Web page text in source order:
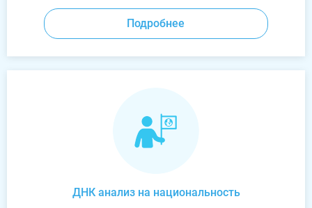
Подробнее
ДНК анализ на национальность